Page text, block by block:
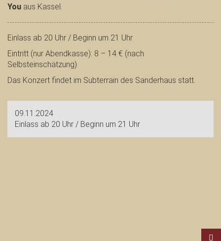
You aus Kassel.
Einlass ab 20 Uhr / Beginn um 21 Uhr
Eintritt (nur Abendkasse): 8 – 14 € (nach
Selbsteinschätzung)
Das Konzert findet im Subterrain des Sanderhaus statt.
09.11.2024
Einlass ab 20 Uhr / Beginn um 21 Uhr